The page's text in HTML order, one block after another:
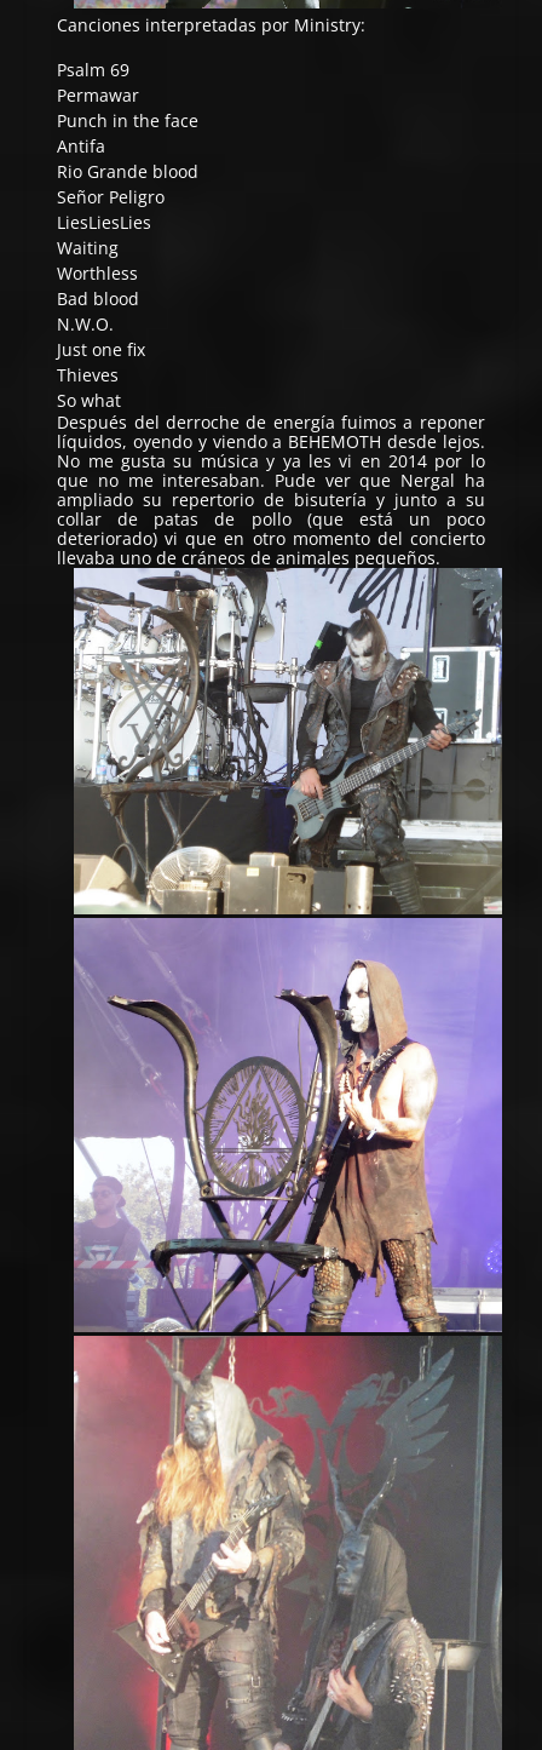
Canciones interpretadas por Ministry:
Psalm 69
Permawar
Punch in the face
Antifa
Rio Grande blood
Señor Peligro
LiesLiesLies
Waiting
Worthless
Bad blood
N.W.O.
Just one fix
Thieves
So what
Después del derroche de energía fuimos a reponer
líquidos, oyendo y viendo a BEHEMOTH desde lejos.
No me gusta su música y ya les vi en 2014 por lo
que no me interesaban. Pude ver que Nergal ha
ampliado su repertorio de bisutería y junto a su
collar de patas de pollo (que está un poco
deteriorado) vi que en otro momento del concierto
llevaba uno de cráneos de animales pequeños.